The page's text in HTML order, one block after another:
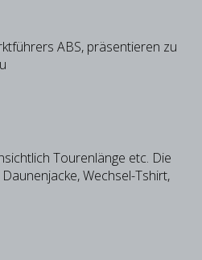
ABS, präsentieren zu
Tourenlänge etc. Die
Wechsel-Tshirt,